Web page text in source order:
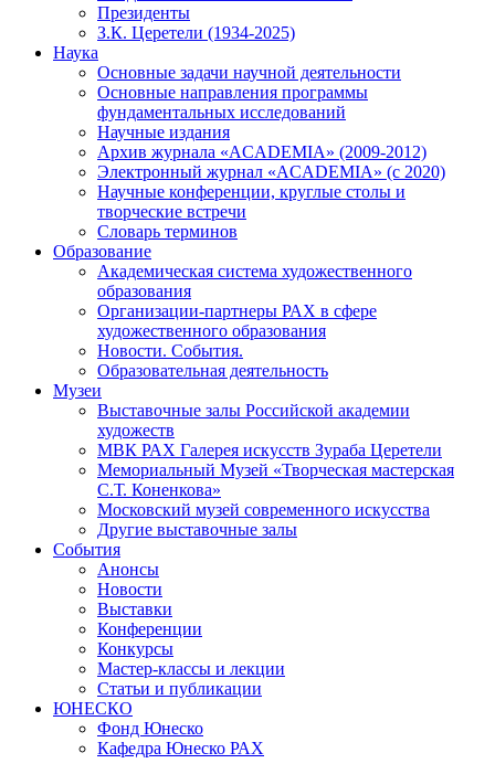
Президенты
З.К. Церетели (1934-2025)
Наука
Основные задачи научной деятельности
Основные направления программы
фундаментальных исследований
Научные издания
Архив журнала «ACADEMIA» (2009-2012)
Электронный журнал «ACADEMIA» (с 2020)
Научные конференции, круглые столы и
творческие встречи
Словарь терминов
Образование
Академическая система художественного
образования
Организации-партнеры РАХ в сфере
художественного образования
Новости. События.
Образовательная деятельность
Музеи
Выставочные залы Российской академии
художеств
МВК РАХ Галерея искусств Зураба Церетели
Мемориальный Музей «Творческая мастерская
С.Т. Коненкова»
Московский музей современного искусства
Другие выставочные залы
События
Анонсы
Новости
Выставки
Конференции
Конкурсы
Мастер-классы и лекции
Статьи и публикации
ЮНЕСКО
Фонд Юнеско
Кафедра Юнеско РАХ